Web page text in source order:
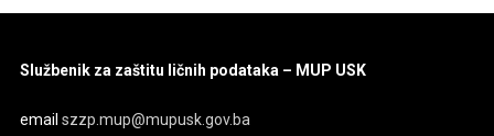
Službenik za zaštitu ličnih podataka – MUP USK
emailszzp.mup@mupusk.gov.ba